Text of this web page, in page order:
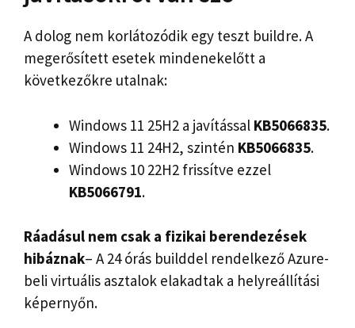
A dolog nem korlátozódik egy teszt buildre. A
megerősített esetek mindenekelőtt a
következőkre utalnak:
Windows 11 25H2 a javítással KB5066835.
Windows 11 24H2, szintén KB5066835.
Windows 10 22H2 frissítve ezzel
KB5066791.
Ráadásul nem csak a fizikai berendezések
hibáznak– A 24 órás builddel rendelkező Azure-
beli virtuális asztalok elakadtak a helyreállítási
képernyőn.